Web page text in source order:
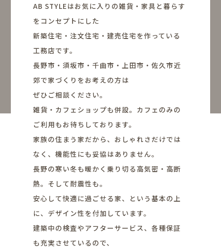
AB STYLEはお気に入りの雑貨・家具と暮らす
をコンセプトにした
新築住宅・注文住宅・建売住宅を作っている
工務店です。
長野市・須坂市・千曲市・上田市・佐久市近
郊で家づくりをお考えの方は
ぜひご相談ください。
雑貨・カフェショップも併設。カフェのみの
ご利用もお待ちしております。
家族の住まう家だから、おしゃれさだけでは
なく、機能性にも妥協はありません。
長野の寒い冬も暖かく乗り切る高気密・高断
熱。そして耐震性も。
安心して快適に過ごせる家、という基本の上
に、デザイン性を付加しています。
建築中の検査やアフターサービス、各種保証
も充実させているので、